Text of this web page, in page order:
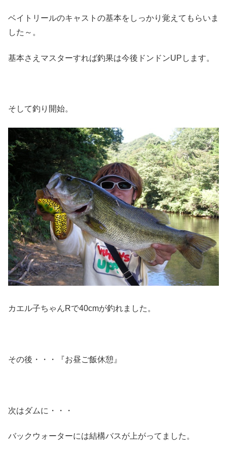
ベイトリールのキャストの基本をしっかり覚えてもらいま
した～。
基本さえマスターすれば釣果は今後ドンドンUPします。
そして釣り開始。
カエル子ちゃんRで40cmが釣れました。
その後・・・『お昼ご飯休憩』
次はダムに・・・
バックウォーターには結構バスが上がってました。